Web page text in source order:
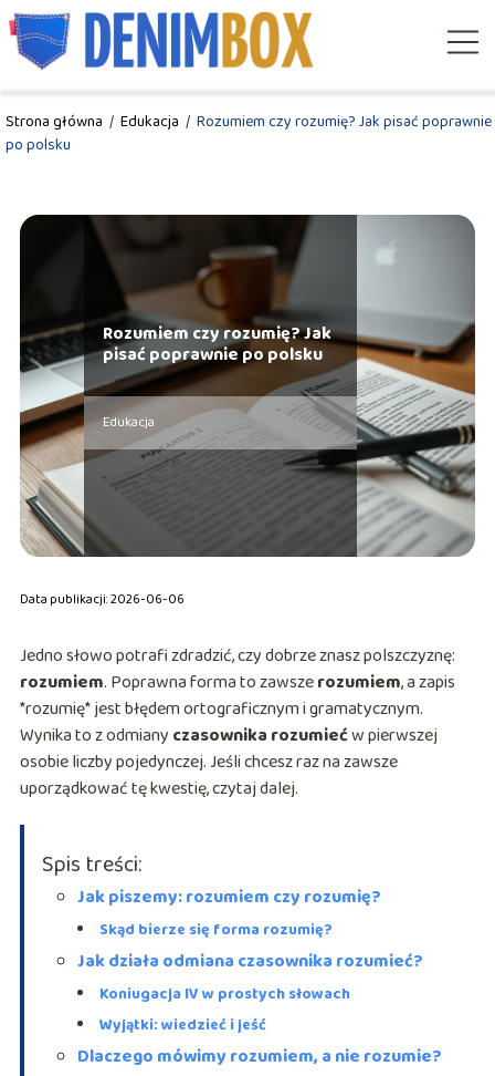
Strona główna / Edukacja / Rozumiem czy rozumię? Jak pisać poprawnie
po polsku
Rozumiem czy rozumię? Jak
pisać poprawnie po polsku
Edukacja
Data publikacji: 2026-06-06
Jedno słowo potrafi zdradzić, czy dobrze znasz polszczyznę:
rozumiem. Poprawna forma to zawszerozumiem, a zapis
*rozumię* jest błędem ortograficznym i gramatycznym.
Wynika to z odmiany czasownika rozumiećw pierwszej
osobie liczby pojedynczej. Jeśli chcesz raz na zawsze
uporządkować tę kwestię, czytaj dalej.
Spis treści:
Jak piszemy: rozumiem czy rozumię?
Skąd bierze się forma rozumię?
Jak działa odmiana czasownika rozumieć?
Koniugacja IV w prostych słowach
Wyjątki: wiedzieć i jeść
Dlaczego mówimy rozumiem, a nie rozumie?